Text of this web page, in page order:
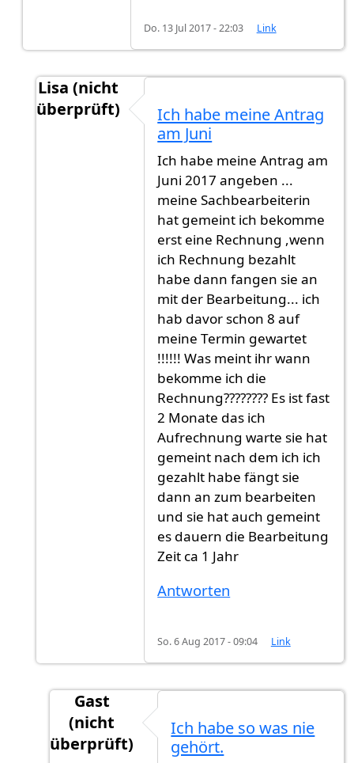
Do. 13 Jul 2017 - 22:03 Link
Lisa (nicht
überprüft)
9-12 Monate. München istvon
Ich habe meine Antrag
am Juni
Ich habe meine Antrag am
Juni 2017 angeben ...
meine Sachbearbeiterin
hat gemeint ich bekomme
erst eine Rechnung ,wenn
ich Rechnung bezahlt
habe dann fangen sie an
mit der Bearbeitung... ich
hab davor schon 8 auf
meine Termin gewartet
!!!!!! Was meint ihr wann
bekomme ich die
Rechnung???????? Es ist fast
2 Monate das ich
Aufrechnung warte sie hat
gemeint nach dem ich ich
gezahlt habe fängt sie
dann an zum bearbeiten
und sie hat auch gemeint
es dauern die Bearbeitung
Zeit ca 1 Jahr
Antworten
So. 6 Aug 2017 - 09:04 Link
Gast
(nicht
überprüft)
Ich habe so was nie
gehört.